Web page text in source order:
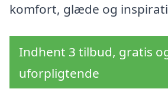
komfort, glæde og
Indhent 3 tilbud, gratis
uforpligtende